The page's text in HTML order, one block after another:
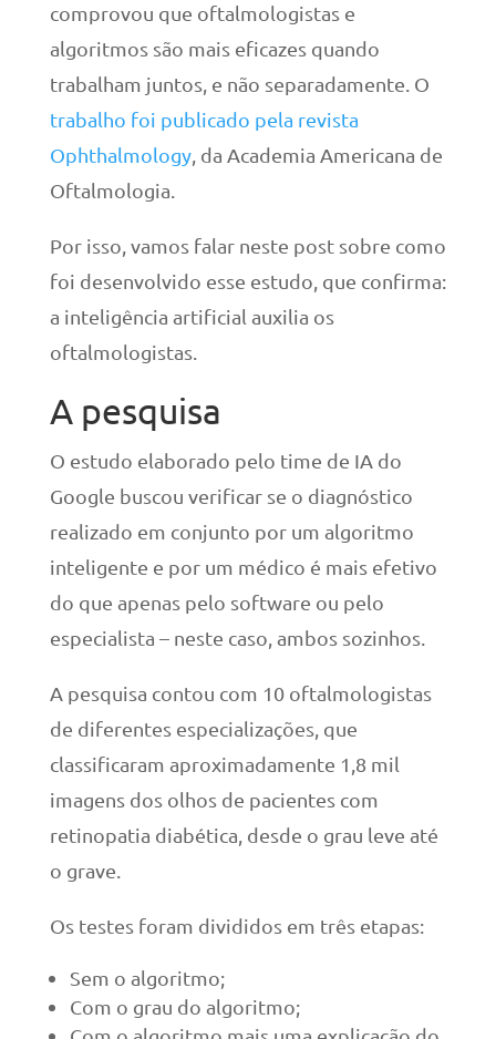
comprovou que oftalmologistas e
algoritmos são mais eficazes quando
trabalham juntos, e não separadamente. O
trabalho foi publicado pela revista
Ophthalmology, da Academia Americana de
Oftalmologia.
Por isso, vamos falar neste post sobre como
foi desenvolvido esse estudo, que confirma:
a inteligência artificial auxilia os
oftalmologistas.
A pesquisa
O estudo elaborado pelo time de IA do
Google buscou verificar se o diagnóstico
realizado em conjunto por um algoritmo
inteligente e por um médico é mais efetivo
do que apenas pelo software ou pelo
especialista – neste caso, ambos sozinhos.
A pesquisa contou com 10 oftalmologistas
de diferentes especializações, que
classificaram aproximadamente 1,8 mil
imagens dos olhos de pacientes com
retinopatia diabética, desde o grau leve até
o grave.
Os testes foram divididos em três etapas:
Sem o algoritmo;
Com o grau do algoritmo;